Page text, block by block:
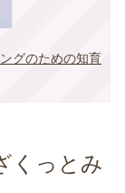
グのための知育
くっとみ